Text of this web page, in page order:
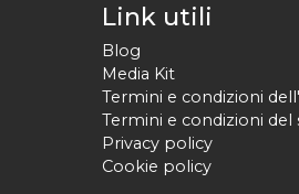
Link utili
Blog
Media Kit
Termini e condizioni
Termini e condizioni del
Privacy policy
Cookie policy